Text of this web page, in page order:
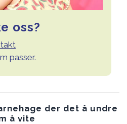
oss?
passer.
der det å undre
å vite